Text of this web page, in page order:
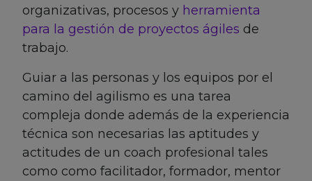
organizativas, procesos y herramienta
para la gestión de proyectos ágiles de
trabajo.
Guiar a las personas y los equipos por el
camino del agilismo es una tarea
compleja donde además de la experiencia
técnica son necesarias las aptitudes y
actitudes de un coach profesional tales
como como facilitador, formador, mentor